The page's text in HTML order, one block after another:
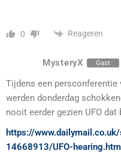
0 Reageren
MysteryX Gast
Tijdens een persconferentie
werden donderdag
nooit eerder gezien UFO dat
https://
14668913/UFO-hearing.html